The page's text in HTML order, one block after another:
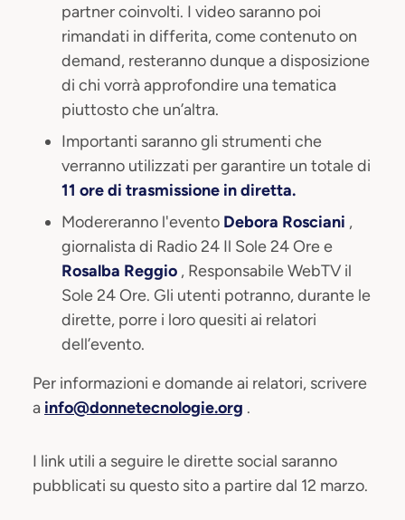
partner coinvolti. I video saranno poi
rimandati in differita, come contenuto on
demand, resteranno dunque a disposizione
di chi vorrà approfondire una tematica
piuttosto che un’altra.
Importanti saranno gli strumenti che
verranno utilizzati per garantire un totale di
11 ore di trasmissione in diretta.
Modereranno l'evento Debora Rosciani ,
giornalista di Radio 24 Il Sole 24 Ore e
Rosalba Reggio , Responsabile WebTV il
Sole 24 Ore. Gli utenti potranno, durante le
dirette, porre i loro quesiti ai relatori
dell’evento.
Per informazioni e domande ai relatori, scrivere
a info@donnetecnologie.org .
I link utili a seguire le dirette social saranno
pubblicati su questo sito a partire dal 12 marzo.